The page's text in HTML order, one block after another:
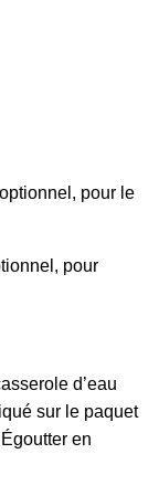
pour le
pour
d’eau
sur le paquet
en